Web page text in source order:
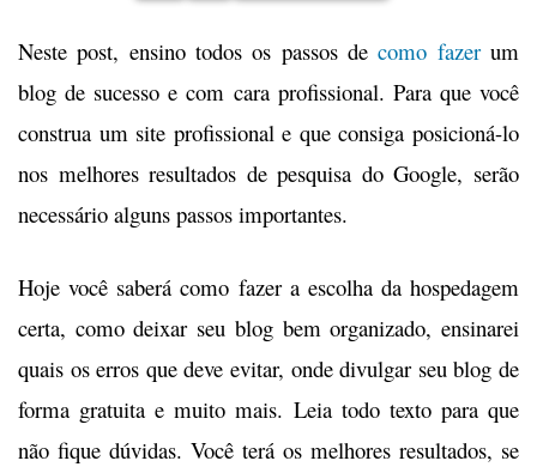
Neste post, ensino todos os passos decomo fazerum
blog de sucesso e com cara profissional. Para que você
construa um site profissional e que consiga posicioná-lo
nos melhores resultados de pesquisa do Google, serão
necessário alguns passos importantes.
Hoje você saberá como fazer a escolha da hospedagem
certa, como deixar seu blog bem organizado, ensinarei
quais os erros que deve evitar, onde divulgar seu blog de
forma gratuita e muito mais. Leia todo texto para que
não fique dúvidas. Você terá os melhores resultados, se